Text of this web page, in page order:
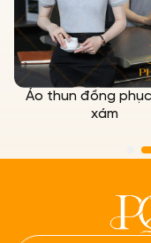
Áo thun đồng
xám